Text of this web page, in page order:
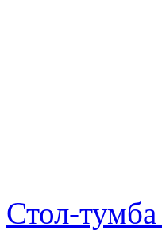
Стол-